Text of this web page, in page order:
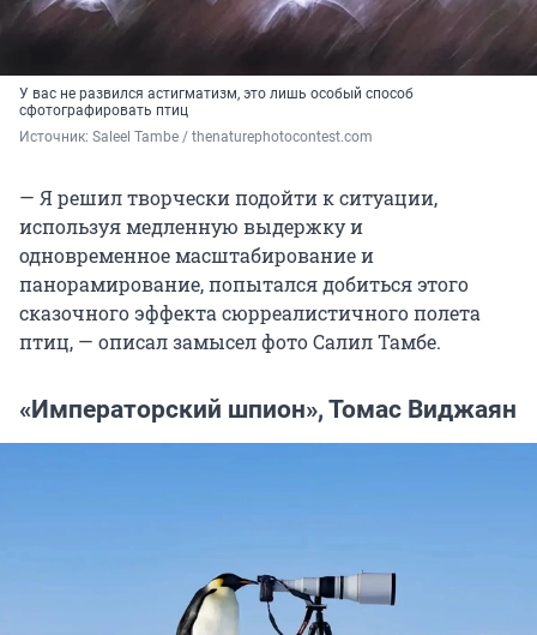
У вас не развился астигматизм, это лишь особый способ
сфотографировать птиц
Источник: Saleel Tambe / thenaturephotocontest.com
— Я решил творчески подойти к ситуации,
используя медленную выдержку и
одновременное масштабирование и
панорамирование, попытался добиться этого
сказочного эффекта сюрреалистичного полета
птиц, — описал замысел фото Салил Тамбе.
«Императорский шпион», Томас Виджаян